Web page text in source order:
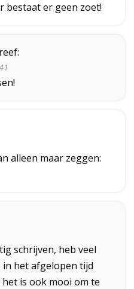
bestaat er geen zoet!
alleen maar zeggen:
schrijven, heb veel
in het afgelopen tijd
is ook mooi om te